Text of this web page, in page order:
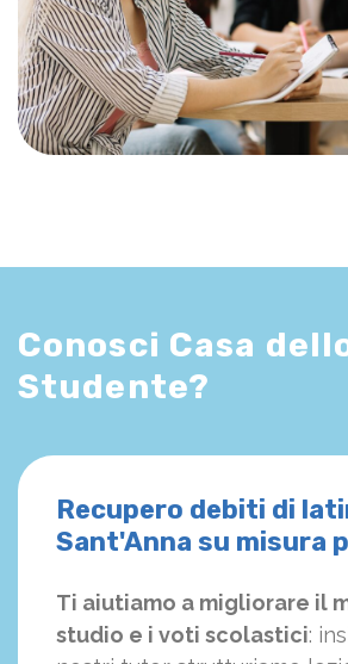
Conosci Casa
Studente?
Recupero debiti di
Sant'Anna su misura
Ti aiutiamo a migliorare il
studio e i voti scolastici: